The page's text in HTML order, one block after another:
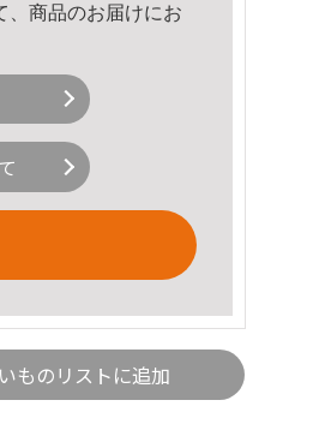
商品のお届けにお
ものリストに追加